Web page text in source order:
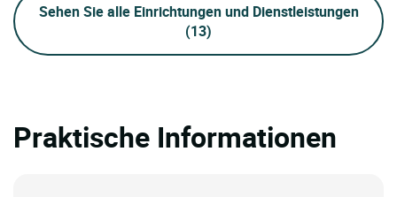
Sehen Sie alle Einrichtungen und Dienstleistungen
(13)
Praktische Informationen